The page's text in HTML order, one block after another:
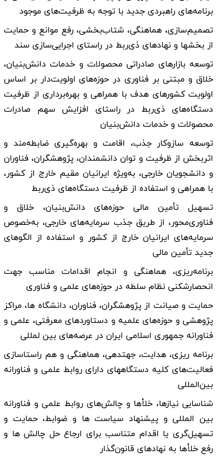
برنامه‌­های راهبردی جدید با توجه به ظرفیت­‌های موجود
تصمیم‌سازی، هماهنگی، شتاب‌بخشی، رفع موانع و حمایت
از بخش­ها و نهادهای ذی‌ربط در راستای اجرایی‌سازی سند
توسعه بازارهای صادراتی محصولات و خدمات دانش‌بنیان،
خلاق و مبتنی بر فناوری در حوزه‌های اولویت‌دار بر اساس
اولویت کشورهای هدف با همراهی و بهره‌برداری از ظرفیت
دستگاه‌های ذی‌ربط در راستای افزایش سهم صادرات
محصولات و خدمات دانش‌بنیان
توسعه سازوکار جذب، اقامت و بهره‌گیری ضابطه‌مند و
اثربخش از ظرفیت و توان دانشمندان، پژوهشگران، فناوران
و دانشجویان خارجی، به‌ویژه ایرانیان مقیم خارج از کشور،
با همراهی و استفاده از ظرفیت دستگاه‌های ذی‌ربط
تسهیل تأمین مالی حوزه‌های دانش‌بنیان، خلاق و
فناوری‌محور، از طریق جذب سرمایه‌های خارجی، به‌خصوص
سرمایه‌های ایرانیان خارج از کشور و استفاده از الگوهای
جدید تأمین مالی
برنامه‌ریزی، هماهنگی و انجام اقدامات مناسب جهت
انحصارشکنی نظام سلطه در حوزه‌های علمی و فناوری
حمایت و صیانت از پژوهشگران، فناوران، دانشگاه­ ها، مراکز
پژوهشی و حوزه‌های علمیه و دستاوردهای معرفتی، علمی و
فناورانه جمهوری اسلامی ایران در عرصه‌های بین ­لمللی
برنامه ­ریزی، هدایت، جهت­دهی، هماهنگی و هم راستاسازی
فعالیت‌های کلیه دستگاه­های دارای روابط علمی و فناورانه
بین‌المللی
شناسایی نیازها، خلأها و چالش‌های روابط علمی و فناورانه
بین ­المللی و پیشنهاد سیاست ­ها و ضوابط، حمایت و
تسهیل‌گری یا اقدام متناسب برای ارجاع حل چالش­ ها و
رفع خلأها به نهادهای قانون‌گذار